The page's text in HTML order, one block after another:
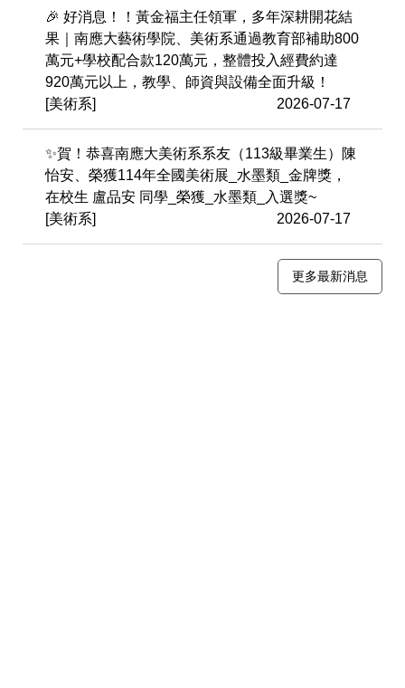
🎉 好消息！！黃金福主任領軍，多年深耕開花結
果｜南應大藝術學院、美術系通過教育部補助800
萬元+學校配合款120萬元，整體投入經費約達
920萬元以上，教學、師資與設備全面升級！
2026-07-17
[美術系]
✨賀！恭喜南應大美術系系友（113級畢業生）陳
怡安、榮獲114年全國美術展_水墨類_金牌獎，
在校生 盧品安 同學_榮獲_水墨類_入選獎~
2026-07-17
[美術系]
更多最新消息